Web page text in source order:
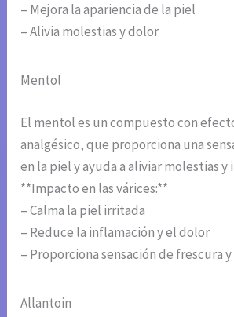
– Mejora la apariencia de la piel
– Alivia molestias y dolor
Mentol
El mentol es un compuesto con
analgésico, que proporciona una
en la piel y ayuda a aliviar molestias y
**Impacto en las várices:**
– Calma la piel irritada
– Reduce la inflamación y el dolor
– Proporciona sensación de frescura
Allantoin